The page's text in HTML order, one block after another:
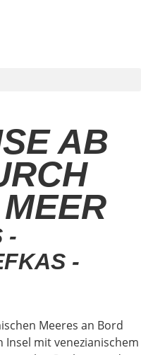
AB
-
-
Meeres an Bord
Insel mit venezianischem